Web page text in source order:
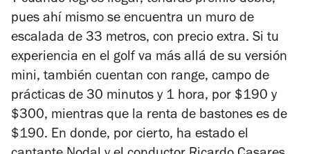
pues ahí mismo se encuentra un muro de
escalada de 33 metros, con precio extra. Si tu
experiencia en el golf va más allá de su versión
mini, también cuentan con range, campo de
prácticas de 30 minutos y 1 hora, por $190 y
$300, mientras que la renta de bastones es de
$190. En donde, por cierto, ha estado el